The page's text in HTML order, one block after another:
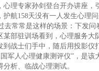
心理专家孙剑登台开办讲座
航158天没有一人发生心理
常常是这样的场景：下发问
某部驻训场看到，心理服务
到战士们手中，随后用投影仪
军人心理健康测评仪”，是该
析、临战心理测试。